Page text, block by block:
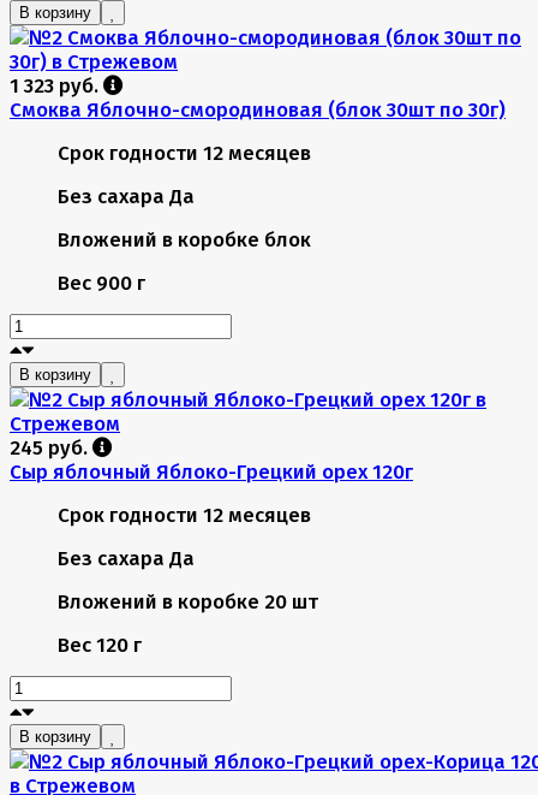
В корзину
1 323 руб.
Смоква Яблочно-смородиновая (блок 30шт по 30г)
Срок годности 12 месяцев
Без сахара Да
Вложений в коробке блок
Вес 900 г
В корзину
245 руб.
Сыр яблочный Яблоко-Грецкий орех 120г
Срок годности 12 месяцев
Без сахара Да
Вложений в коробке 20 шт
Вес 120 г
В корзину